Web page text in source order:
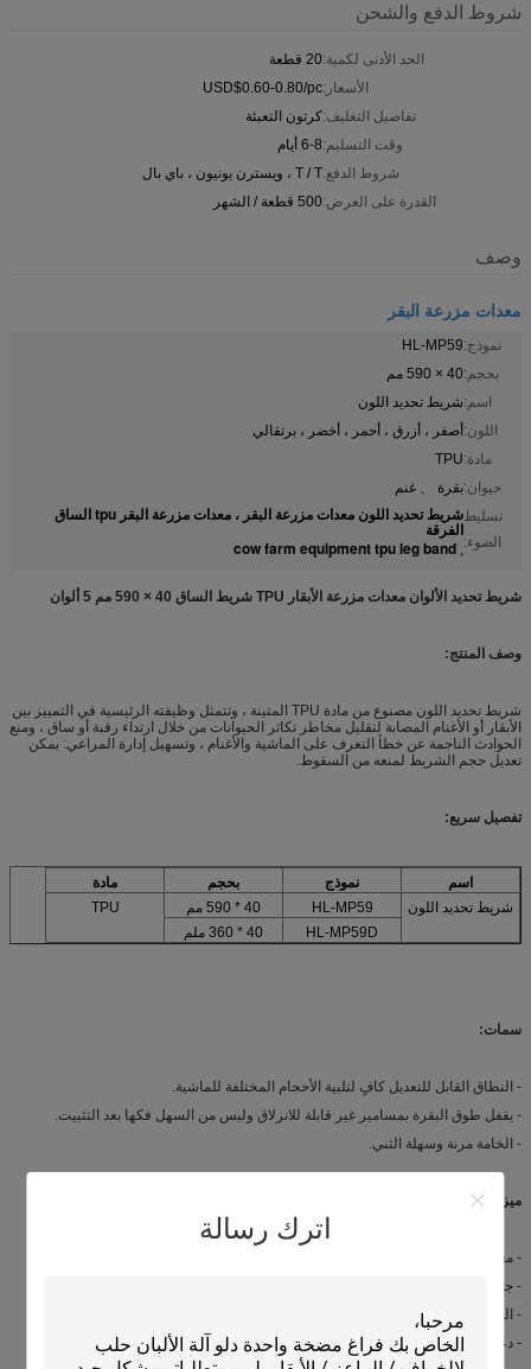
اترك رسالة
شروط الدفع والشحن
الحد الأدنى لكمية:20 قطعة
الأسعار:USD$0.60-0.80/pc
تفاصيل التغليف:كرتون التعبئة
وقت التسليم:6-8 أيام
شروط الدفع:T / T ، ويسترن يونيون ، باي بال
القدرة على العرض:500 قطعة / الشهر
وصف
معدات مزرعة البقر
نموذج:HL-MP59
بحجم:40 × 590 مم
اسم:شريط تحديد اللون
اللون:أصفر ، أزرق ، أحمر ، أخضر ، برتقالي
مادة:TPU
حيوان:بقرة 、 غنم
تسليط
الضوء:
شريط تحديد اللون معدات مزرعة البقر ، معدات مزرعة البقر tpu الساق
الفرقة
,
cow farm equipment tpu leg band
شريط تحديد الألوان معدات مزرعة الأبقار TPU شريط الساق 40 × 590 مم 5 ألوان
وصف المنتج:
شريط تحديد اللون مصنوع من مادة TPU المتينة ، وتتمثل وظيفته الرئيسية في التمييز بين
الأبقار أو الأغنام المصابة لتقليل مخاطر تكاثر الحيوانات من خلال ارتداء رقبة أو ساق ، ومنع
الحوادث الناجمة عن خطأ التعرف على الماشية والأغنام ، وتسهيل إدارة المراعي: يمكن
تعديل حجم الشريط لمنعه من السقوط.
تفصيل سريع:
اسم نموذج بحجم
مادة
شريط تحديد اللون
HL-MP59 40 * 590 مم
TPU
HL-MP59D
40 * 360 ملم
سمات:
- النطاق القابل للتعديل كافٍ لتلبية الأحجام المختلفة للماشية.
- يقفل طوق البقرة بمسامير غير قابلة للانزلاق وليس من السهل فكها بعد التثبيت.
- الخامة مرنة وسهلة الثني.
ميزة تنافسية:
- معدات مزرعة أبقار واسعة النطاق: قفل رأسي ، كشك مجاني وأقفاص ؛
- جودة موثوقة ومنتجات ممتازة
- العينة متوفرة
- دعم الخدمة الفنية مدى الحياة